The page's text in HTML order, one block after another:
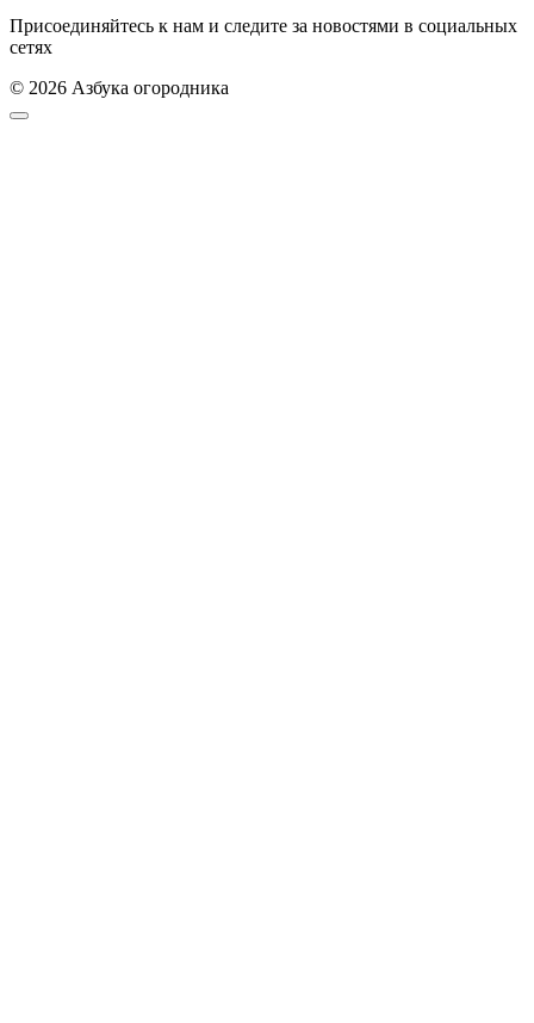
Присоединяйтесь к нам и следите за новостями в социальных
сетях
© 2026 Азбука огородника